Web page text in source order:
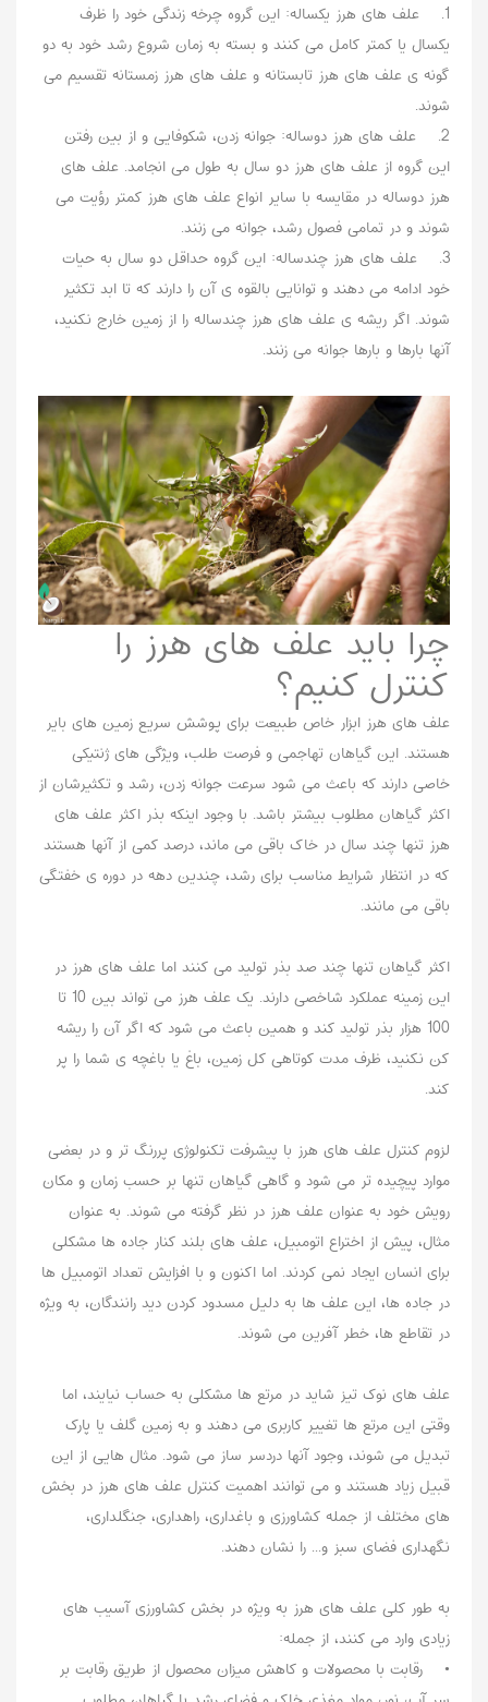
1. علف های هرز یکساله: این گروه چرخه زندگی خود را ظرف
یکسال یا کمتر کامل می کنند و بسته به زمان شروع رشد خود به دو
گونه ی علف های هرز تابستانه و علف های هرز زمستانه تقسیم می
شوند.
2. علف های هرز دوساله: جوانه زدن، شکوفایی و از بین رفتن
این گروه از علف های هرز دو سال به طول می انجامد. علف های
هرز دوساله در مقایسه با سایر انواع علف های هرز کمتر رؤیت می
شوند و در تمامی فصول رشد، جوانه می زنند.
3. علف های هرز چندساله: این گروه حداقل دو سال به حیات
خود ادامه می دهند و توانایی بالقوه ی آن را دارند که تا ابد تکثیر
شوند. اگر ریشه ی علف های هرز چندساله را از زمین خارج نکنید،
آنها بارها و بارها جوانه می زنند.
چرا باید علف های هرز را
کنترل کنیم؟
علف های هرز ابزار خاص طبیعت برای پوشش سریع زمین های بایر
هستند. این گیاهان تهاجمی و فرصت طلب، ویژگی های ژنتیکی
خاصی دارند که باعث می شود سرعت جوانه زدن، رشد و تکثیرشان از
اکثر گیاهان مطلوب بیشتر باشد. با وجود اینکه بذر اکثر علف های
هرز تنها چند سال در خاک باقی می ماند، درصد کمی از آنها هستند
که در انتظار شرایط مناسب برای رشد، چندین دهه در دوره ی خفتگی
باقی می مانند.
اکثر گیاهان تنها چند صد بذر تولید می کنند اما علف های هرز در
این زمینه عملکرد شاخصی دارند. یک علف هرز می تواند بین 10 تا
100 هزار بذر تولید کند و همین باعث می شود که اگر آن را ریشه
کن نکنید، ظرف مدت کوتاهی کل زمین، باغ یا باغچه ی شما را پر
کند.
لزوم کنترل علف های هرز با پیشرفت تکنولوژی پررنگ تر و در بعضی
موارد پیچیده تر می شود و گاهی گیاهان تنها بر حسب زمان و مکان
رویش خود به عنوان علف هرز در نظر گرفته می شوند. به عنوان
مثال، پیش از اختراع اتومبیل، علف های بلند کنار جاده ها مشکلی
برای انسان ایجاد نمی کردند. اما اکنون و با افزایش تعداد اتومبیل ها
در جاده ها، این علف ها به دلیل مسدود کردن دید رانندگان، به ویژه
در تقاطع ها، خطر آفرین می شوند.
علف های نوک تیز شاید در مرتع ها مشکلی به حساب نیایند، اما
وقتی این مرتع ها تغییر کاربری می دهند و به زمین گلف یا پارک
تبدیل می شوند، وجود آنها دردسر ساز می شود. مثال هایی از این
قبیل زیاد هستند و می توانند اهمیت کنترل علف های هرز در بخش
های مختلف از جمله کشاورزی و باغداری، راهداری، جنگلداری،
نگهداری فضای سبز و... را نشان دهند.
به طور کلی علف های هرز به ویژه در بخش کشاورزی آسیب های
زیادی وارد می کنند، از جمله:
• رقابت با محصولات و کاهش میزان محصول از طریق رقابت بر